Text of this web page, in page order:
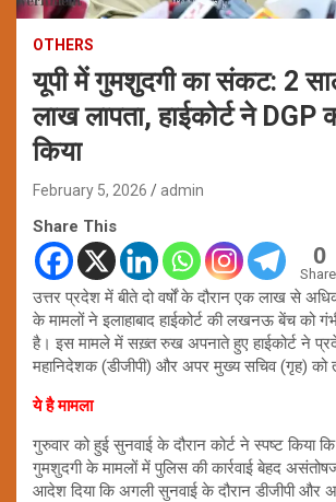
OTHERS
यूपी में गुमशुदगी का संकट: 2
लाख लापता, हाईकोर्ट ने DGP
किया
February 5, 2026 admin
Share This
0
उत्तर प्रदेश में बीते दो वर्षों के दौरान एक लाख से
के मामलों ने इलाहाबाद हाईकोर्ट की लखनऊ बेंच को
है। इस मामले में सख़्त रुख अपनाते हुए हाईकोर्ट ने
महानिदेशक (डीजीपी) और अपर मुख्य सचिव (गृह) को
ये है मामला
गुरुवार को हुई सुनवाई के दौरान कोर्ट ने स्पष्ट किया
गुमशुदगी के मामलों में पुलिस की कार्रवाई बेहद
आदेश दिया कि अगली सुनवाई के दौरान डीजीपी और